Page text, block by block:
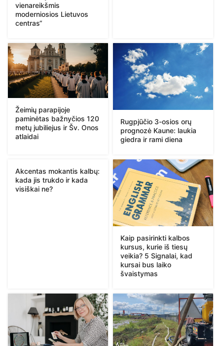
vienareikšmis
moderniosios Lietuvos
centras“
Žeimių parapijoje
paminėtas bažnyčios 120
metų jubiliejus ir Šv. Onos
atlaidai
Rugpjūčio 3-osios orų
prognozė Kaune: laukia
giedra ir rami diena
Akcentas mokantis kalbų:
kada jis trukdo ir kada
visiškai ne?
Kaip pasirinkti kalbos
kursus, kurie iš tiesų
veikia? 5 Signalai, kad
kursai bus laiko
švaistymas